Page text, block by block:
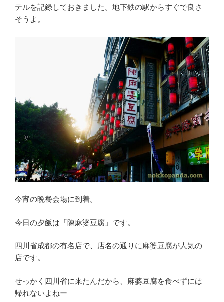
テルを記録しておきました。地下鉄の駅からすぐで良さ
そうよ。
今宵の晩餐会場に到着。
今日の夕飯は「陳麻婆豆腐」です。
四川省成都の有名店で、店名の通りに麻婆豆腐が人気の
店です。
せっかく四川省に来たんだから、麻婆豆腐を食べずには
帰れないよねー